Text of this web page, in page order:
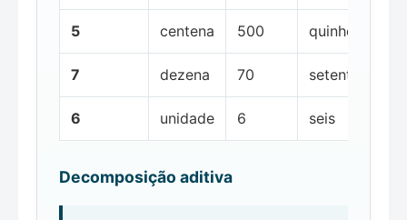
5 centena 500 quinhentos
7 dezena 70 setenta
6 unidade 6 seis
Decomposição aditiva